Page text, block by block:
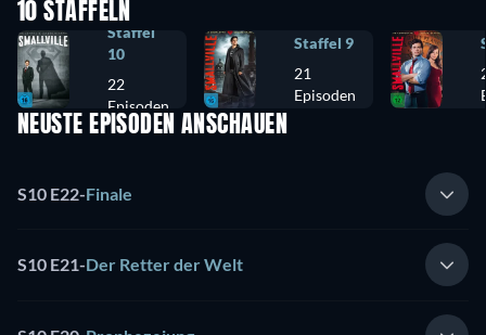
10 STAFFELN
Staffel
10
22
Episoden
Staffel 9
21
Episoden
NEUSTE EPISODEN ANSCHAUEN
S10 E22-Finale
S10 E21-Der Retter der Welt